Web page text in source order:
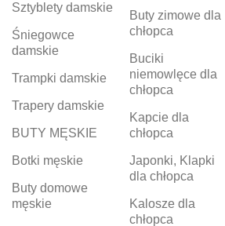
Sztyblety damskie
Śniegowce
damskie
Trampki damskie
Trapery damskie
BUTY MĘSKIE
Botki męskie
Buty domowe
męskie
Buty zimowe dla
chłopca
Buciki
niemowlęce dla
chłopca
Kapcie dla
chłopca
Japonki, Klapki
dla chłopca
Kalosze dla
chłopca